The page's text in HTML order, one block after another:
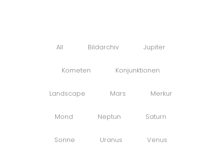
All Bildarchiv Jupiter
Kometen Konjunktionen
Landscape Mars Merkur
Mond Neptun Saturn
Sonne Uranus Venus